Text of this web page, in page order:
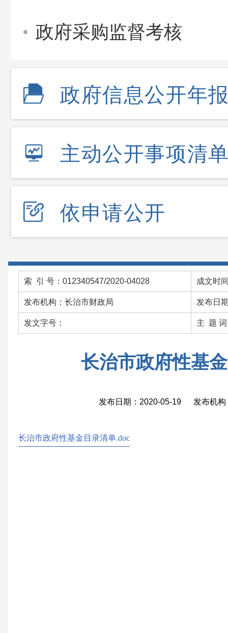
政府采购监督考核
政府信息公开年
主动公开事项清
依申请公开
索 引 号：012340547/2020-04028 成文时
发布机构：长治市财政局 发布日
发文字号： 主 题 词
长治市政府性基
发布日期：2020-05-19 发布机构
长治市政府性基金目录清单.doc